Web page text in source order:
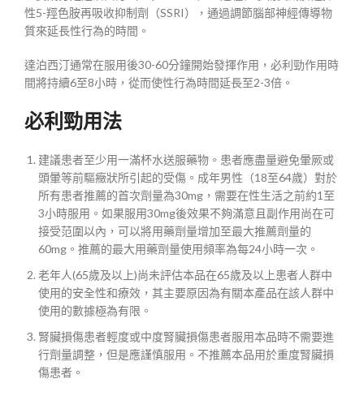
性5-羥色胺再吸收抑制劑（SSRI），通過調節腦部神經傳導物
質來延長性行為的時間。
達泊西汀通常在服用後30-60分鐘開始發揮作用，必利勁作用時
間將持續6至8小時，從而使性行為時間延長至2-3倍。
必利勁用法
建議患者至少用一滿杯水送服藥物。患者應盡量避免暈厥或
頭暈等前驅癥狀所引起的受傷。成年男性（18至64歲）對於
所有患者推薦的首次劑量為30mg，需要在性生活之前約1至
3小時服用。如果服用30mg後效果不夠滿意且副作用尚在可
接受范圍以內，可以將用藥劑量增加至最大推薦劑量的
60mg。推薦的最大用藥劑量使用頻率為每24小時一次。
老年人(65歲及以上)尚未評估本品在65歲及以上患者人群中
使用的安全性和療效，其主要原因為有關本產品在該人群中
使用的數據極為有限。
腎臟損傷患者輕度或中度腎臟損傷患者服用本品時不需要進
行劑量調整，但是應謹慎服用。不推薦本品用於重度腎臟損
傷患者。